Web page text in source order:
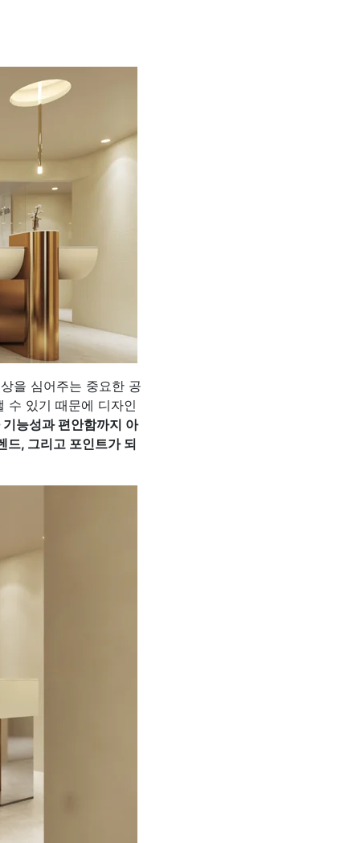
을 심어주는 중요한 공
수 있기 때문에 디자인
능성과 편안함까지 아
드, 그리고 포인트가 되